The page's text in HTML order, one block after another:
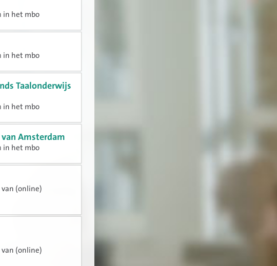
in het mbo
in het mbo
Taalonderwijs
in het mbo
van Amsterdam
in het mbo
van (online)
van (online)